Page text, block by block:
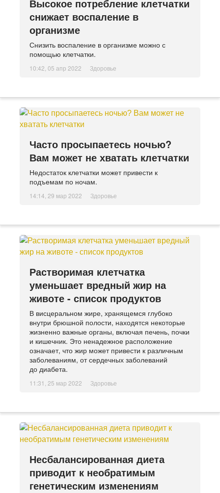
Высокое потребление клетчатки
снижает воспаление в
организме
Снизить воспаление в организме можно с
помощью клетчатки.
10:42, 05 апр 2022 Здоровье
Часто просыпаетесь ночью?
Вам может не хватать клетчатки
Недостаток клетчатки может привести к
подъемам по ночам.
14:14, 29 мар 2022 Здоровье
Растворимая клетчатка
уменьшает вредный жир на
животе - список продуктов
В висцеральном жире, хранящемся глубоко
внутри брюшной полости, находятся некоторые
жизненно важные органы, включая печень, почки
и кишечник. Это ненадежное расположение
означает, что жир может привести к различным
заболеваниям, от сердечных заболеваний
до диабета.
11:31, 25 мар 2022 Здоровье
Несбалансированная диета
приводит к необратимым
генетическим изменениям